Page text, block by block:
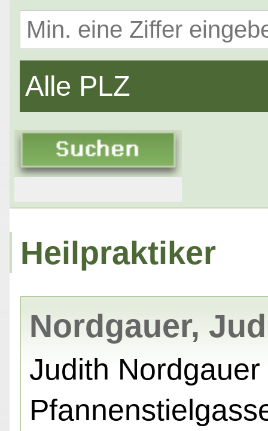
Alle PLZ
Heilpraktiker
Nordgauer,
Judith Nordgauer